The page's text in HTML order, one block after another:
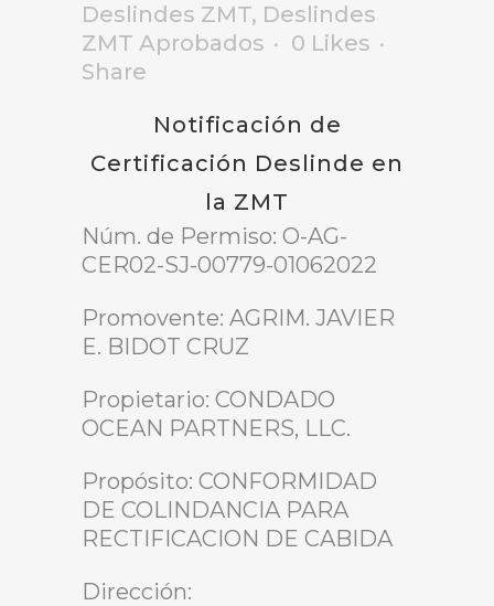
Deslindes ZMT, Deslindes
ZMT Aprobados
0 Likes
Share
Notificación de
Certificación Deslinde en
la ZMT
Núm. de Permiso: O-AG-
CER02-SJ-00779-01062022
Promovente: AGRIM. JAVIER
E. BIDOT CRUZ
Propietario: CONDADO
OCEAN PARTNERS, LLC.
Propósito: CONFORMIDAD
DE COLINDANCIA PARA
RECTIFICACION DE CABIDA
Dirección: